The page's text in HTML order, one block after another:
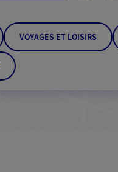
VOYAGES ET LOISIRS